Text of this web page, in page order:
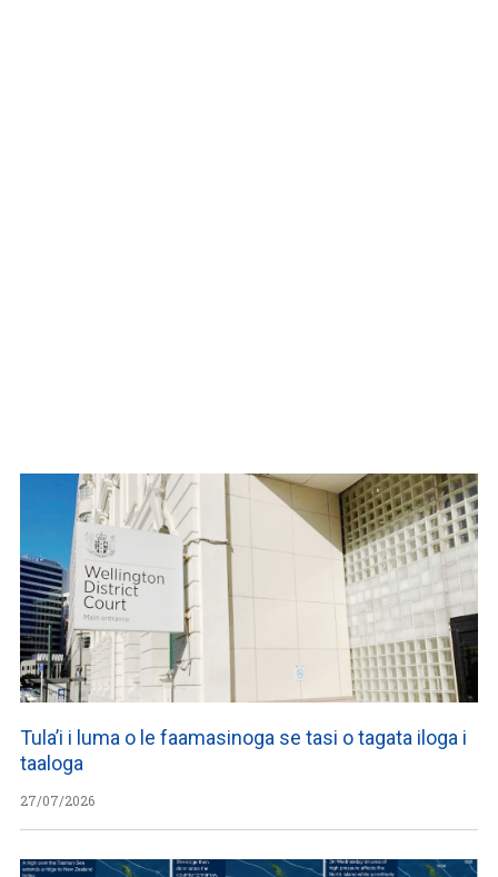
Tula’i i luma o le faamasinoga se tasi o tagata iloga i
taaloga
27/07/2026